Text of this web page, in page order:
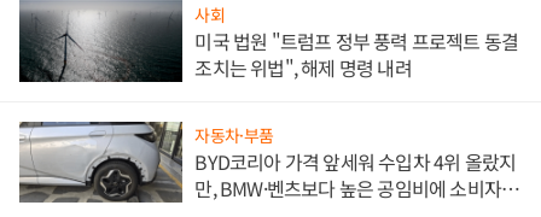
사회
미국 법원 "트럼프 정부 풍력 프로젝트 동결
조치는 위법", 해제 명령 내려
자동차·부품
BYD코리아 가격 앞세워 수입차 4위 올랐지
만, BMW·벤츠보다 높은 공임비에 소비자